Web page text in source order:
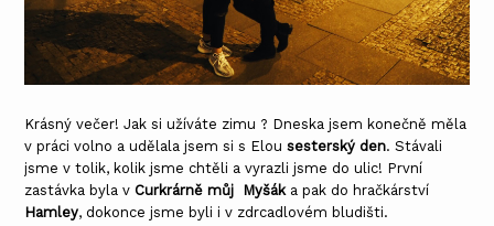
Krásný večer! Jak si užíváte zimu ? Dneska jsem konečně měla
v práci volno a udělala jsem si s Elousesterský den. Stávali
jsme v tolik, kolik jsme chtěli a vyrazli jsme do ulic! První
zastávka byla v Curkrárně můj Myšáka pak do hračkárství
Hamley, dokonce jsme byli i v zdrcadlovém bludišti.